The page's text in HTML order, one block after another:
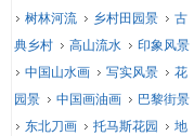
树林河流
乡村田园景
古
典乡村
高山流水
印象风景
中国山水画
写实风景
花
园景
中国画油画
巴黎街景
东北刀画
托马斯花园
地